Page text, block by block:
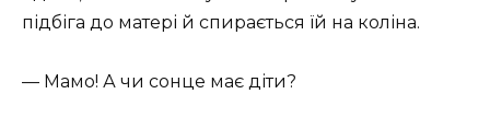
підбіга до матері й спирається їй на коліна.
— Мамо! А чи сонце має діти?